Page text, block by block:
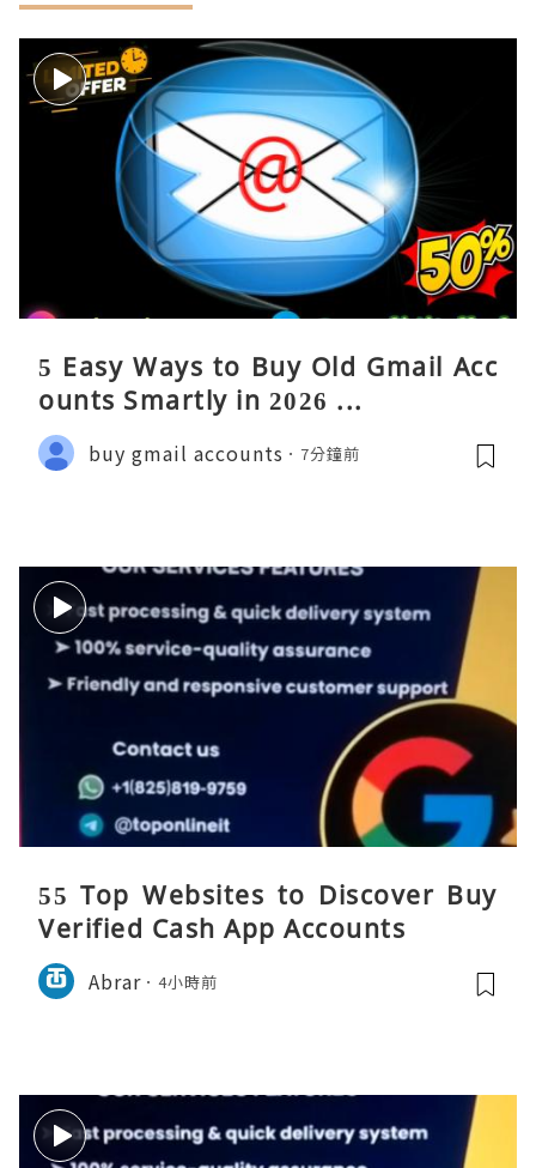
5 Easy Ways to Buy Old Gmail Acc
ounts Smartly in 2026 ...
buy gmail accounts 7分鐘前
55 Top Websites to Discover Buy
Verified Cash App Accounts
Abrar 4小時前